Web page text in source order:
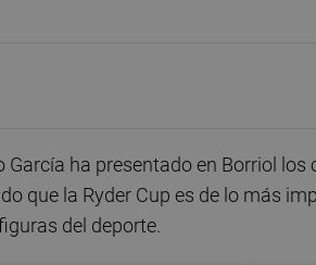
García ha presentado en Borriol
que la Ryder Cup es de lo más
del deporte.